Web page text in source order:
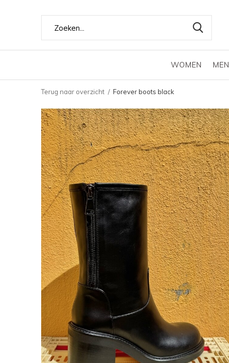
WOMEN MEN
Terug naar overzicht Forever boots black